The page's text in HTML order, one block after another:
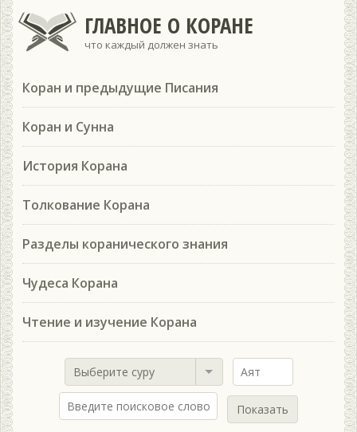
ГЛАВНОЕ О КОРАНЕ
что каждый должен знать
Коран и предыдущие Писания
Коран и Сунна
История Корана
Толкование Корана
Разделы коранического знания
Чудеса Корана
Чтение и изучение Корана
Выберите суру
Показать